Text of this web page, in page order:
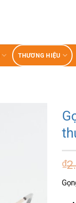
THƯƠNG HIỆU
₫